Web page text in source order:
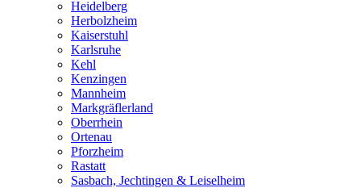
Heidelberg
Herbolzheim
Kaiserstuhl
Karlsruhe
Kehl
Kenzingen
Mannheim
Markgräflerland
Oberrhein
Ortenau
Pforzheim
Rastatt
Sasbach, Jechtingen & Leiselheim